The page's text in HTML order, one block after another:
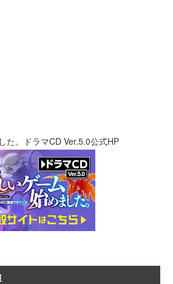
た。ドラマCD Ver.5.0公式HP